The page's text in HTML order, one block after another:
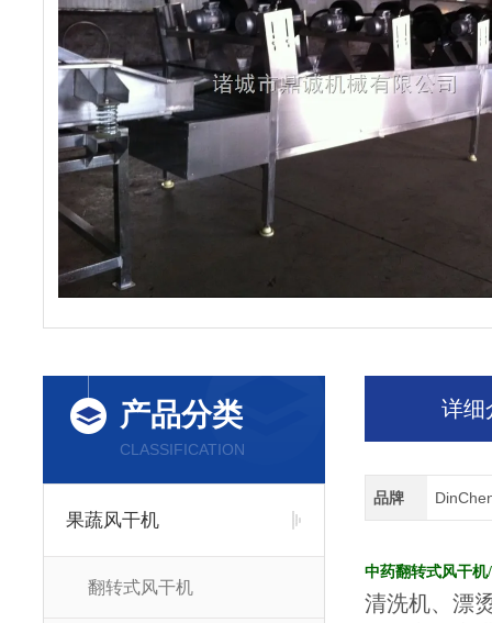
产品分类
CLASSIFICATION
果蔬风干机
翻转式风干机
详细
品牌
中药翻转式风干
清洗机、漂